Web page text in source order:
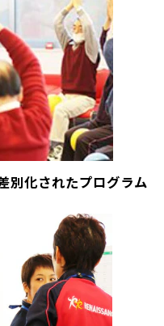
別化されたプログラム